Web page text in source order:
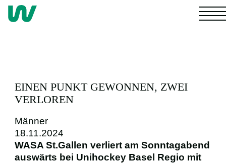
NACHWUCHS
FRAUEN
EINEN PUNKT GEWONNEN, ZWEI
VERLOREN
Männer
18.11.2024
WASA St.Gallen verliert am Sonntagabend
auswärts bei Unihockey Basel Regio mit